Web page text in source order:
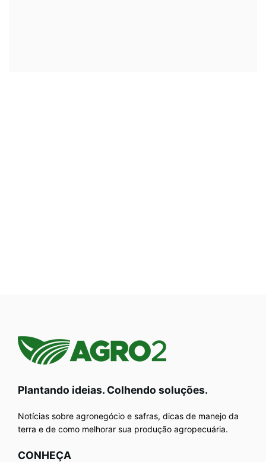
Plantando ideias. Colhendo soluções.
Notícias sobre agronegócio e safras, dicas de manejo da
terra e de como melhorar sua produção agropecuária.
CONHEÇA